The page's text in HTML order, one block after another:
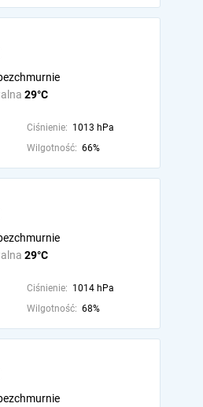
29°C
Ciśnienie: 1013 hPa
Wilgotność: 66%
29°C
Ciśnienie: 1014 hPa
Wilgotność: 68%